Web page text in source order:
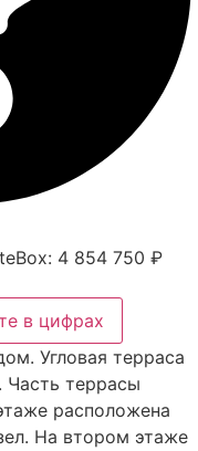
4 854 750 ₽
в цифрах
Угловая терраса
террасы
расположена
На втором этаже